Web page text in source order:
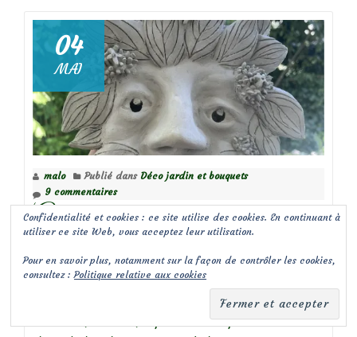
un
rosier
04
MAI
malo Publié dans Déco jardin et bouquets
9 commentaires
Greenman en céramique
Depuis quelques temps, je réalise des greenman
en céramique pour décorer les jardins. D’origine
celtique, ce visage humain entouré de feuilles,
branches, racines, représente l’esprit des arbres.
Confidentialité et cookies : ce site utilise des cookies. En continuant à
utiliser ce site Web, vous acceptez leur utilisation.
Pour en savoir plus, notamment sur la façon de contrôler les cookies,
consultez :Politique relative aux cookies